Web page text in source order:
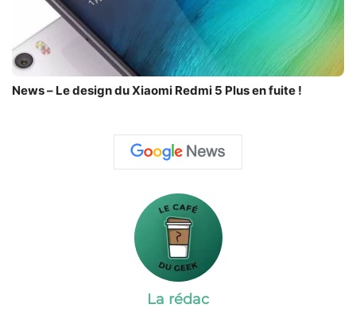
News – Le design du Xiaomi Redmi 5 Plus en fuite !
La rédac